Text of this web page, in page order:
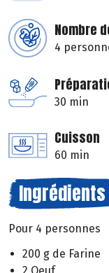
Nombre
4
30 min
Cuisson
60 min
Ingrédients
Pour 4 personnes
200 g de Farine